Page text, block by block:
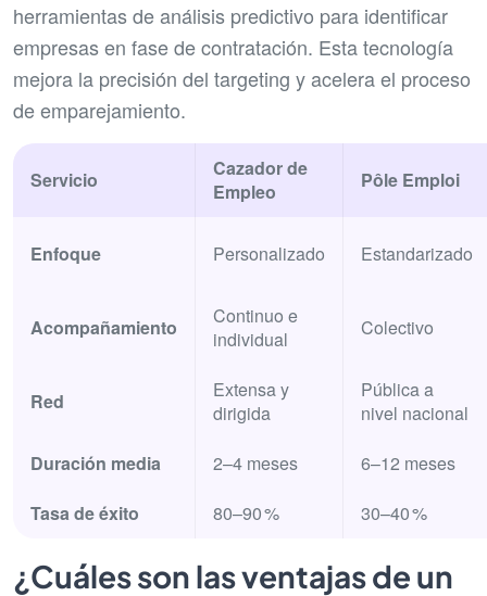
herramientas de análisis predictivo para identificar
empresas en fase de contratación. Esta tecnología
mejora la precisión del targeting y acelera el proceso
de emparejamiento.
Servicio
Cazador de
Empleo
Pôle Emploi
Enfoque Personalizado Estandarizado
Acompañamiento
Continuo e
individual
Colectivo
Red
Extensa y
dirigida
Pública a
nivel nacional
Duración media
2–4 meses
6–12 meses
Tasa de éxito
80–90 % 30–40 %
¿Cuáles son las ventajas de un